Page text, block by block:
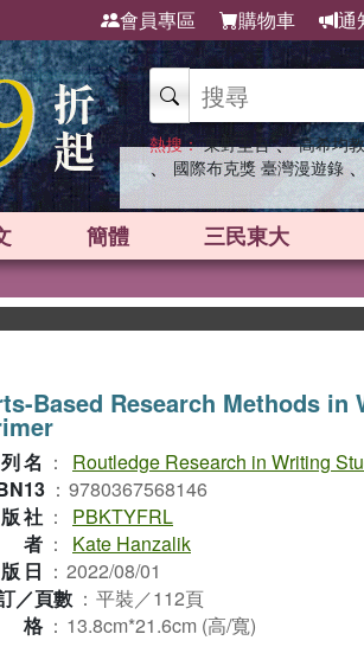
會員專區 購物車 通
熱搜： 東野圭吾 、 高希均
、 國際布克獎 臺灣漫遊錄 、
簡體 三民東大
Based Research Methods in
名 ：
Routledge Research in Writing
： 9780367568146
社 ：
PBKTYFRL
者 ：
Kate Hanzalik
日 ： 2022/08/01
／頁數 ： 平裝／112頁
格 ： 13.8cm*21.6cm (高/寬)